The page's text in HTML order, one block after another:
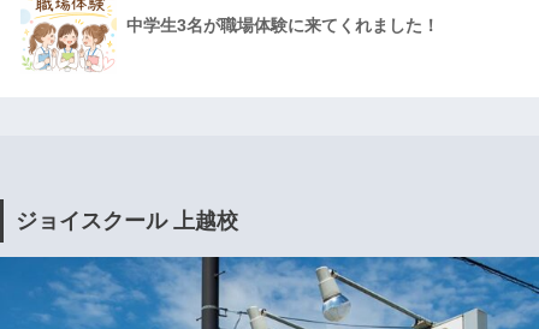
中学生3名が職場体験に来てくれました！
ジョイスクール 上越校